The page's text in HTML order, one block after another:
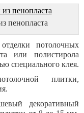
пенопласта
потолочных
или полистирола
специального клея.
плитки,
декоративный